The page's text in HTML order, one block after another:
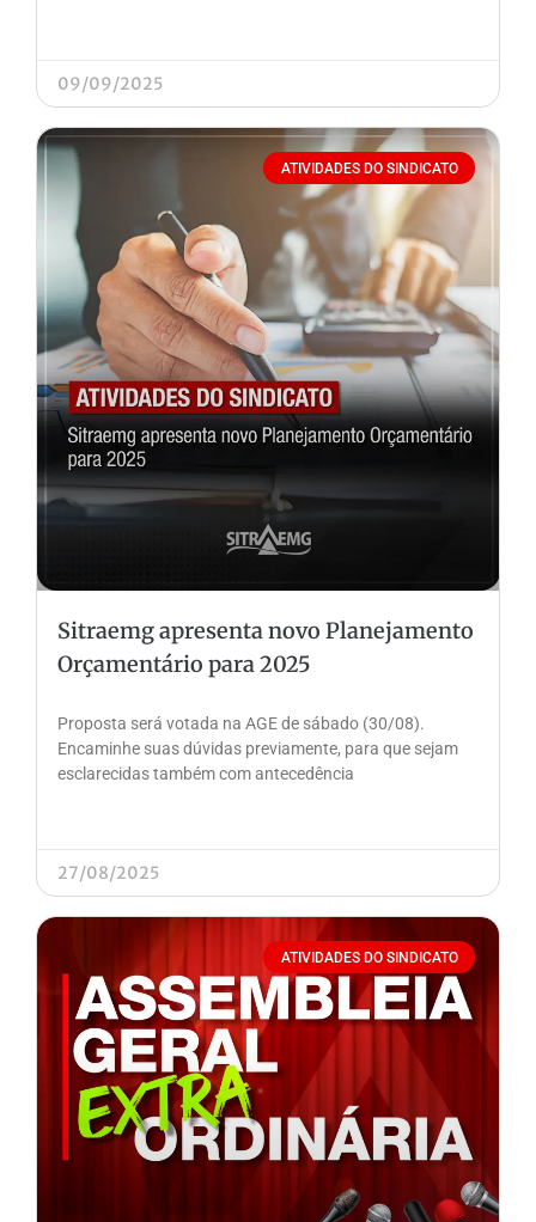
09/09/2025
ATIVIDADES DO SINDICATO
Sitraemg apresenta novo Planejamento
Orçamentário para 2025
Proposta será votada na AGE de sábado (30/08).
Encaminhe suas dúvidas previamente, para que sejam
esclarecidas também com antecedência
27/08/2025
ATIVIDADES DO SINDICATO